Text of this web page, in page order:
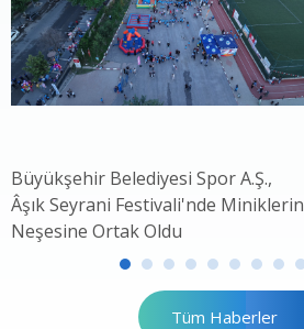
Büyükşehir Belediyesi Spor A.Ş.,
Âşık Seyrani Festivali'nde Miniklerin
Neşesine Ortak Oldu
Tüm Haberler